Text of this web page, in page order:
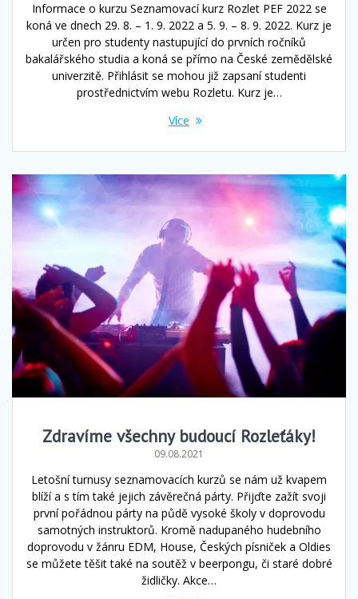
Informace o kurzu Seznamovací kurz Rozlet PEF 2022 se
koná ve dnech 29. 8. – 1. 9. 2022 a 5. 9. – 8. 9. 2022. Kurz je
určen pro studenty nastupující do prvních ročníků
bakalářského studia a koná se přímo na České zemědělské
univerzitě. Přihlásit se mohou již zapsaní studenti
prostřednictvím webu Rozletu. Kurz je…
Více
Zdravíme všechny budoucí Rozleťáky!
09.08.2021
Letošní turnusy seznamovacích kurzů se nám už kvapem
blíží a s tím také jejich závěrečná párty. Přijďte zažít svoji
první pořádnou párty na půdě vysoké školy v doprovodu
samotných instruktorů. Kromě nadupaného hudebního
doprovodu v žánru EDM, House, Českých písniček a Oldies
se můžete těšit také na soutěž v beerpongu, či staré dobré
židličky. Akce…